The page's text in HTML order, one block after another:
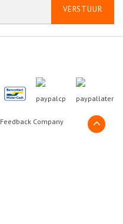
VERSTUUR
Feedback Company